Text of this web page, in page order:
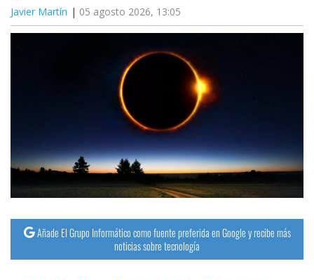
Javier Martín 05 agosto 2026, 13:05
Añade El Grupo Informático como fuente preferida en Google y recibe más
noticias sobre tecnología